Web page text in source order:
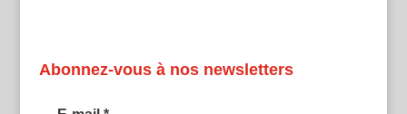
Abonnez-vous à nos newsletters